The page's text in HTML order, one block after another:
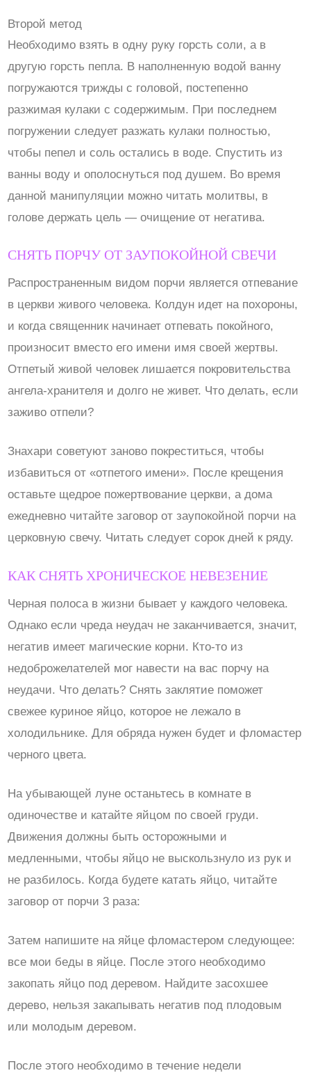
Второй метод
Необходимо взять в одну руку горсть соли, а в
другую горсть пепла. В наполненную водой ванну
погружаются трижды с головой, постепенно
разжимая кулаки с содержимым. При последнем
погружении следует разжать кулаки полностью,
чтобы пепел и соль остались в воде. Спустить из
ванны воду и ополоснуться под душем. Во время
данной манипуляции можно читать молитвы, в
голове держать цель — очищение от негатива.
СНЯТЬ ПОРЧУ ОТ ЗАУПОКОЙНОЙ СВЕЧИ
Распространенным видом порчи является отпевание
в церкви живого человека. Колдун идет на похороны,
и когда священник начинает отпевать покойного,
произносит вместо его имени имя своей жертвы.
Отпетый живой человек лишается покровительства
ангела-хранителя и долго не живет. Что делать, если
заживо отпели?
Знахари советуют заново покреститься, чтобы
избавиться от «отпетого имени». После крещения
оставьте щедрое пожертвование церкви, а дома
ежедневно читайте заговор от заупокойной порчи на
церковную свечу. Читать следует сорок дней к ряду.
КАК СНЯТЬ ХРОНИЧЕСКОЕ НЕВЕЗЕНИЕ
Черная полоса в жизни бывает у каждого человека.
Однако если чреда неудач не заканчивается, значит,
негатив имеет магические корни. Кто-то из
недоброжелателей мог навести на вас порчу на
неудачи. Что делать? Снять заклятие поможет
свежее куриное яйцо, которое не лежало в
холодильнике. Для обряда нужен будет и фломастер
черного цвета.
На убывающей луне останьтесь в комнате в
одиночестве и катайте яйцом по своей груди.
Движения должны быть осторожными и
медленными, чтобы яйцо не выскользнуло из рук и
не разбилось. Когда будете катать яйцо, читайте
заговор от порчи 3 раза:
Затем напишите на яйце фломастером следующее:
все мои беды в яйце. После этого необходимо
закопать яйцо под деревом. Найдите засохшее
дерево, нельзя закапывать негатив под плодовым
или молодым деревом.
После этого необходимо в течение недели